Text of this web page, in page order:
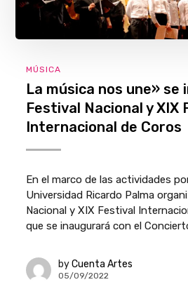
MÚSICA
La música nos une» se
Festival Nacional y XIX
Internacional de Coros
En el marco de las actividades
Universidad Ricardo Palma
Nacional y XIX Festival
que se inaugurará con el
by Cuenta Artes
05/09/2022